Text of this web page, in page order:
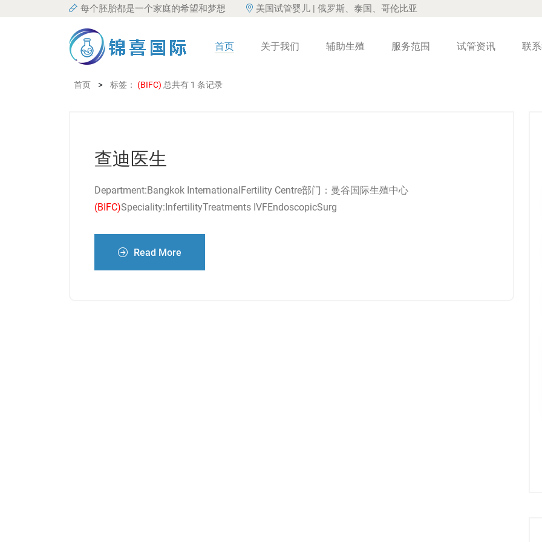
每个胚胎都是一个家庭的希望和梦想 美国试管婴儿 | 俄罗斯、泰国、哥伦比亚
首页 关于我们 辅助生殖 服务范围 试管资讯 联
首页 > 标签： (BIFC) 总共有 1 条记录
查迪医生
Department:Bangkok InternationalFertility Centre部门：曼谷国际生殖中心
(BIFC)Speciality:InfertilityTreatments IVFEndoscopicSurg
Read More